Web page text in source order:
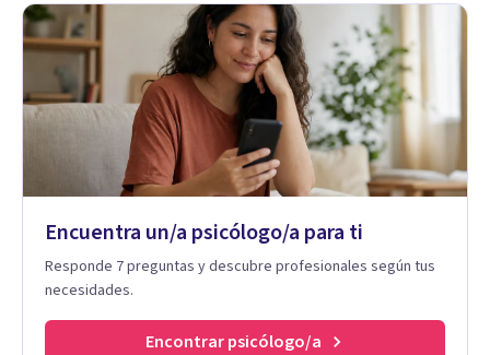
Encuentra un/a psicólogo/a para ti
Responde 7 preguntas y descubre profesionales según tus
necesidades.
Encontrar psicólogo/a